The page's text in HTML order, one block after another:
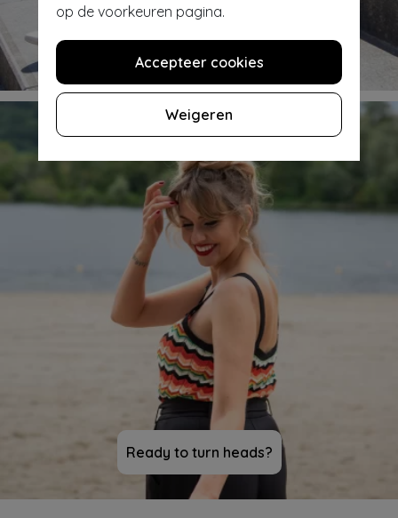
op de voorkeuren pagina.
Accepteer cookies
Weigeren
Shop jurken & petticoats
Ready to turn heads?